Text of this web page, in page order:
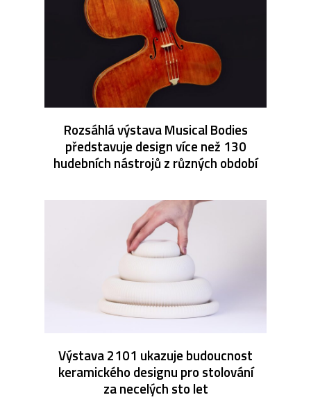
Rozsáhlá výstava Musical Bodies
představuje design více než 130
hudebních nástrojů z různých období
Výstava 2101 ukazuje budoucnost
keramického designu pro stolování
za necelých sto let